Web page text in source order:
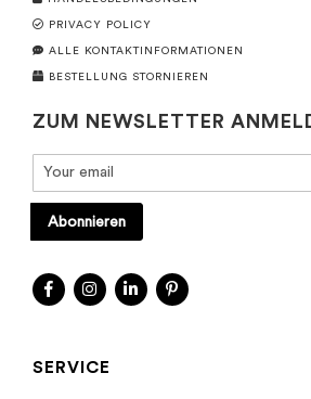
PRIVACY POLICY
ALLE KONTAKTINFORMATIONEN
BESTELLUNG STORNIEREN
ZUM NEWSLETTER
Abonnieren
SERVICE